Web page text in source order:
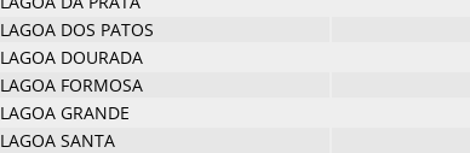
LAGOA DOS PATOS
LAGOA DOURADA
LAGOA FORMOSA
LAGOA GRANDE
LAGOA SANTA